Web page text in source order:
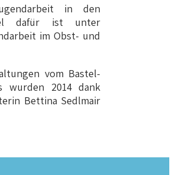
in den
dafür ist unter
im Obst- und
vom Bastel-
wurden 2014 dank
Bettina Sedlmair